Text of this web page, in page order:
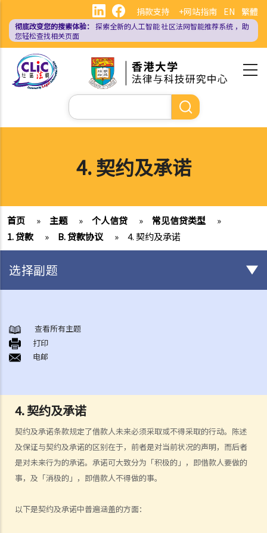
主
EN 繁體
捐款支持 +网站指南
彻底改变您的搜索体验： 探索全新的人工智能社区法网智能推荐系统 ，助
您轻松查找相关页面
搜
索
4. 契约及承诺
首页 » 主题 » 个人信贷 » 常见信贷类型
»
1. 贷款
» B. 贷款协议 » 4. 契约及承诺
4. 契约及承诺
契约及承诺条款规定了借款人未来必须采取或不得采取的行动。陈述
及保证与契约及承诺的区别在于，前者是对当前状况的声明，而后者
是对未来行为的承诺。承诺可大致分为「积极的」，即借款人要做的
事，及「消极的」，即借款人不得做的事。
以下是契约及承诺中普遍涵盖的方面：
选择副题
1. 谁需要获得放债人牌照？
2. 谁受到《放债人条例》（第163章）的保障？
3. 放债人的领牌事宜
5. 其他要求
A. 格式要求
B. 借款人提前偿还贷款
C. 非法协议
D. 对放债广告的限制
E. 贷款保证形式的限制
7. 对持牌放债人的投诉
查看所有主题
打印
电邮